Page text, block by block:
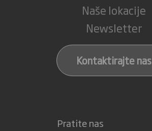
Naše lokacije
Newsletter
Kontaktirajte nas
Pratite nas